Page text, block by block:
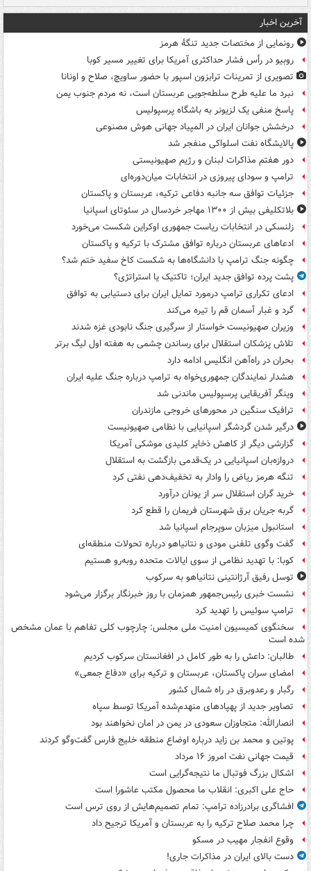
آخرین اخبار
رونمایی از مختصات جدید تنگۀ هرمز
روبیو در رأس فشار حداکثری آمریکا برای تغییر مسیر کوبا
تصویری از تمرینات ترابزون اسپور با حضور ساویچ، صلاح و اونانا
نبرد ما علیه طرح سلطه‌جویی عربستان است، نه مردم جنوب یمن
پاسخ منفی یک لزیونر به باشگاه پرسپولیس
درخشش جوانان ایران در المپیاد جهانی هوش مصنوعی
پالایشگاه نفت اسلواکی منفجر شد
دور هفتم مذاکرات لبنان و رژیم صهیونیستی
ترامپ و سودای پیروزی در انتخابات میان‌دوره‌ای
جزئیات توافق سه جانبه دفاعی ترکیه، عربستان و پاکستان
بلاتکلیفی بیش از ۱۳۰۰ مهاجر خردسال در سئوتای اسپانیا
زلنسکی در انتخابات ریاست جمهوری اوکراین شکست می‌خورد
ادعاهای عربستان درباره توافق مشترک با ترکیه و پاکستان
چگونه جنگ ترامپ با دانشگاه‌ها به شکست کاخ سفید ختم شد؟
پشت پرده توافق جدید ایران؛ تاکتیک یا استراتژی؟
ادعای تکراری ترامپ درمورد تمایل ایران برای دستیابی به توافق
گرد و غبار آسمان قم را تیره می‌کند
وزیران صهیونیست خواستار از سرگیری جنگ نابودی غزه شدند
تلاش پزشکان استقلال برای رساندن چشمی به هفته اول لیگ برتر
بحران در راه‌آهن انگلیس ادامه دارد
هشدار نمایندگان جمهوری‌خواه به ترامپ درباره جنگ علیه ایران
وینگر آفریقایی پرسپولیس ماندنی شد
ترافیک سنگین در محورهای خروجی مازندران
درگیر شدن گردشگر اسپانیایی با نظامی صهیونیست
گزارشی دیگر از کاهش ذخایر کلیدی موشکی آمریکا
دروازه‌بان اسپانیایی در یک‌قدمی بازگشت به استقلال
تنگه هرمز ریاض را وادار به تخفیف‌دهی نفتی کرد
خرید گران استقلال سر از یونان درآورد
گربه جریان برق شهرستان فریمان را قطع کرد
استانبول میزبان سوپرجام اسپانیا شد
گفت وگوی تلفنی مودی و نتانیاهو درباره تحولات منطقه‌ای
کوبا: با تهدید نظامی از سوی ایالات متحده روبه‌رو هستیم
توسل رفیق آرژانتینی نتانیاهو به سرکوب
نشست خبری رئیس‌جمهور همزمان با روز خبرنگار برگزار می‌شود
ترامپ سوئیس را تهدید کرد
سخنگوی کمیسیون امنیت ملی مجلس: چارچوب کلی تفاهم با عمان مشخص
شده است
طالبان: داعش را به طور کامل در افغانستان سرکوب کردیم
امضای سران پاکستان، عربستان و ترکیه برای «دفاع جمعی»
رگبار و رعدوبرق در راه شمال کشور
تصاویر جدید از پهپادهای منهدم‌شده آمریکا توسط سپاه
انصارالله: متجاوزان سعودی در یمن در امان نخواهند بود
پوتین و محمد بن زاید درباره اوضاع منطقه خلیج فارس گفت‌وگو کردند
قیمت جهانی نفت امروز ۱۶ مرداد
اشکال بزرگ فوتبال ما نتیجه‌گرایی است
حاج علی اکبری: انقلاب ما محصول مکتب عاشورا است
افشاگری برادرزاده ترامپ: تمام تصمیم‌هایش از روی ترس است
چرا محمد صلاح ترکیه را به عربستان و آمریکا ترجیح داد
وقوع انفجار مهیب در مسکو
دست بالای ایران در مذاکرات جاری!